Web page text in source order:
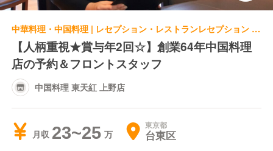
中華料理・中国料理 | レセプション・レストランレセプション | 中国料理 東天紅 上野店
【人柄重視★賞与年2回☆】創業64年中国料理
店の予約＆フロントスタッフ
中国料理 東天紅 上野店
月収 23~25 東京都
台東区